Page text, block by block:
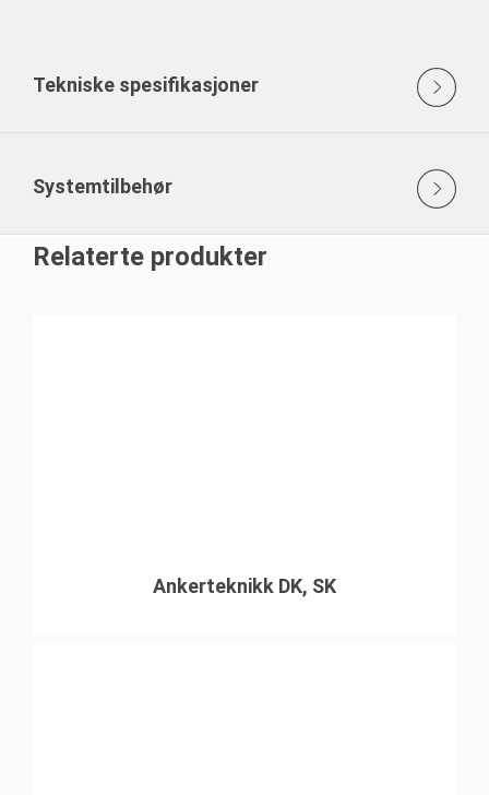
Tekniske spesifikasjoner
Systemtilbehør
Relaterte produkter
Ankerteknikk DK, SK